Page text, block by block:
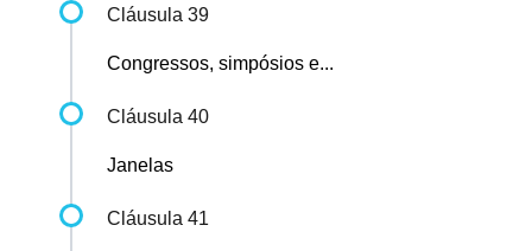
Cláusula 39
Congressos, simpósios e...
Cláusula 40
Janelas
Cláusula 41